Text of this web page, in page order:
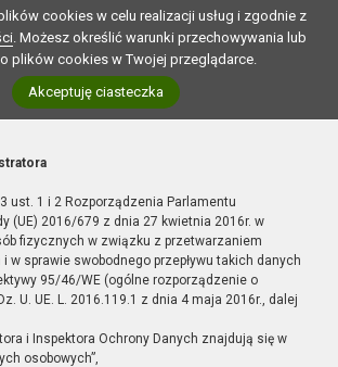
cookies w celu realizacji usług i zgodnie z
. Możesz określić warunki przechowywania lub
plików cookies w Twojej przeglądarce.
Akceptuję ciasteczka
ust. 1 i 2 Rozporządzenia Parlamentu
(UE) 2016/679 z dnia 27 kwietnia 2016r. w
fizycznych w związku z przetwarzaniem
w sprawie swobodnego przepływu takich danych
95/46/WE (ogólne rozporządzenie o
U. UE. L. 2016.119.1 z dnia 4 maja 2016r., dalej
i Inspektora Ochrony Danych znajdują się w
osobowych”,